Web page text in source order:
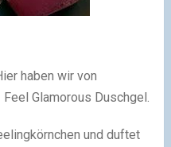
haben wir von
Feel Glamorous Duschgel.
und duftet